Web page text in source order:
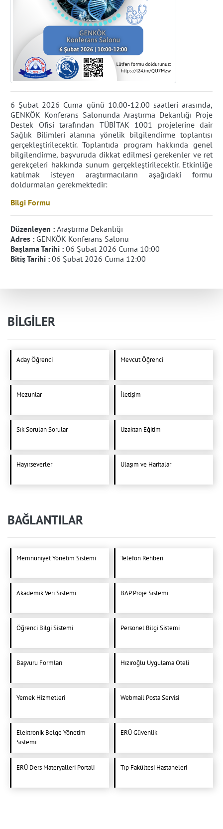
6 Şubat 2026 Cuma günü 10.00-12.00 saatleri arasında,
GENKÖK Konferans Salonunda Araştırma Dekanlığı Proje
Destek Ofisi tarafından TÜBİTAK 1001 projelerine dair
Sağlık Bilimleri alanına yönelik bilgilendirme toplantısı
gerçekleştirilecektir. Toplantıda program hakkında genel
bilgilendirme, başvuruda dikkat edilmesi gerekenler ve ret
gerekçeleri hakkında sunum gerçekleştirilecektir. Etkinliğe
katılmak isteyen araştırmacıların aşağıdaki formu
doldurmaları gerekmektedir:
Bilgi Formu
Düzenleyen : Araştırma Dekanlığı
Adres : GENKÖK Konferans Salonu
Başlama Tarihi : 06 Şubat 2026 Cuma 10:00
Bitiş Tarihi : 06 Şubat 2026 Cuma 12:00
BİLGİLER
Aday Öğrenci Mevcut Öğrenci
Mezunlar İletişim
Sık Sorulan Sorular Uzaktan Eğitim
Hayırseverler Ulaşım ve Haritalar
BAĞLANTILAR
Memnuniyet Yönetim Sistemi Telefon Rehberi
Akademik Veri Sistemi BAP Proje Sistemi
Öğrenci Bilgi Sistemi Personel Bilgi Sistemi
Başvuru Formları Hızıroğlu Uygulama Oteli
Yemek Hizmetleri Webmail Posta Servisi
Elektronik Belge Yönetim
Sistemi
ERÜ Güvenlik
ERÜ Ders Materyalleri Portali Tıp Fakültesi Hastaneleri